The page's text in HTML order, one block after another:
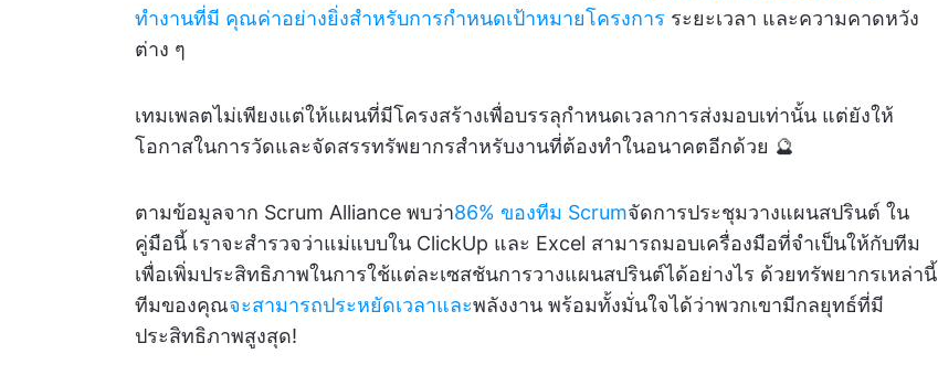
ทำงานที่มี คุณค่าอย่างยิ่งสำหรับการกำหนดเป้าหมายโครงการ ระยะเวลา และความคาดหวัง
ต่าง ๆ
เทมเพลตไม่เพียงแต่ให้แผนที่มีโครงสร้างเพื่อบรรลุกำหนดเวลาการส่งมอบเท่านั้น แต่ยังให้
โอกาสในการวัดและจัดสรรทรัพยากรสำหรับงานที่ต้องทำในอนาคตอีกด้วย 🔮
ตามข้อมูลจาก Scrum Alliance พบว่า86% ของทีม Scrumจัดการประชุมวางแผนสปรินต์ ใน
คู่มือนี้ เราจะสำรวจว่าแม่แบบใน ClickUp และ Excel สามารถมอบเครื่องมือที่จำเป็นให้กับทีม
เพื่อเพิ่มประสิทธิภาพในการใช้แต่ละเซสชันการวางแผนสปรินต์ได้อย่างไร ด้วยทรัพยากรเหล่านี้
ทีมของคุณจะสามารถประหยัดเวลาและพลังงาน พร้อมทั้งมั่นใจได้ว่าพวกเขามีกลยุทธ์ที่มี
ประสิทธิภาพสูงสุด!